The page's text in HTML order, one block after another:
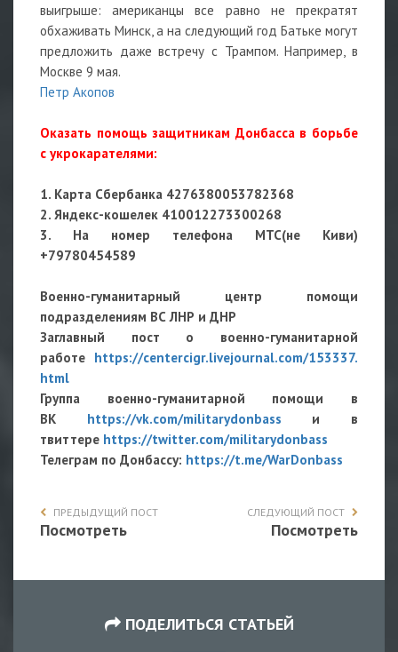
выигрыше: американцы все равно не прекратят
обхаживать Минск, а на следующий год Батьке могут
предложить даже встречу с Трампом. Например, в
Москве 9 мая.
Петр Акопов
Оказать помощь защитникам Донбасса в борьбе
с укрокарателями:
1. Карта Сбербанка 4276380053782368
2. Яндекс-кошелек 410012273300268
3. На номер телефона МТС(не Киви)
+79780454589
Военно-гуманитарный центр помощи
подразделениям ВС ЛНР и ДНР
Заглавный пост о военно-гуманитарной
работе https://centercigr.livejournal.com/153337.
html
Группа военно-гуманитарной помощи в
ВК https://vk.com/militarydonbass и в
твиттере https://twitter.com/militarydonbass
Телеграм по Донбассу: https://t.me/WarDonbass
ПРЕДЫДУЩИЙ ПОСТ
Посмотреть
СЛЕДУЮЩИЙ ПОСТ
Посмотреть
ПОДЕЛИТЬСЯ СТАТЬЕЙ